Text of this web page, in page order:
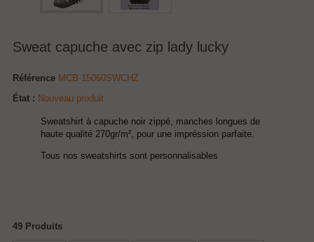
Sweat capuche avec zip lady lucky
Référence MCB-15060SWCHZ
État : Nouveau produit
Sweatshirt à capuche noir zippé, manches longues de
haute qualité 270gr/m², pour une impréssion parfaite.
Tous nos sweatshirts sont personnalisables
49 Produits